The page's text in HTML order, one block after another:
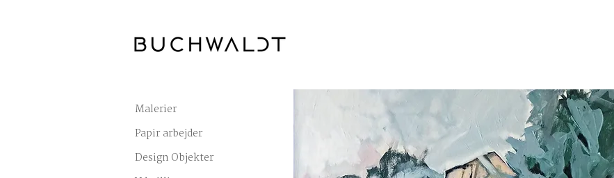
Malerier
Papir arbejder
Design Objekter